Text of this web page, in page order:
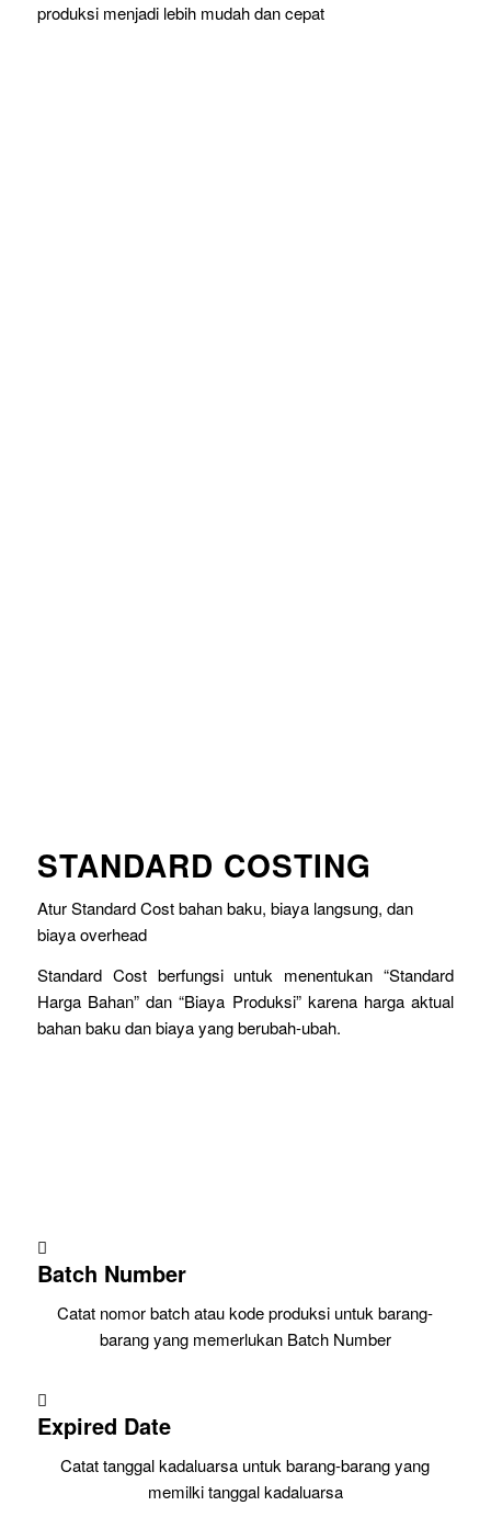
produksi menjadi lebih mudah dan cepat
STANDARD COSTING
Atur Standard Cost bahan baku, biaya langsung, dan
biaya overhead
Standard Cost berfungsi untuk menentukan “Standard
Harga Bahan” dan “Biaya Produksi” karena harga aktual
bahan baku dan biaya yang berubah-ubah.
Batch Number
Catat nomor batch atau kode produksi untuk barang-
barang yang memerlukan Batch Number
Expired Date
Catat tanggal kadaluarsa untuk barang-barang yang
memilki tanggal kadaluarsa